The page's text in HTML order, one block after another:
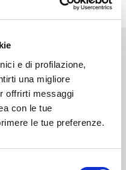
e di profilazione,
una migliore
offrirti messaggi
con le tue
le tue preferenze.